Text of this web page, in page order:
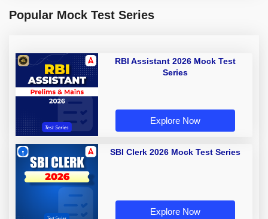
Popular Mock Test Series
RBI Assistant 2026 Mock Test
Series
Explore Now
SBI Clerk 2026 Mock Test Series
Explore Now